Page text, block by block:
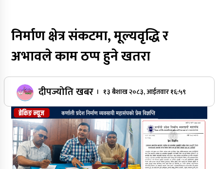
सरकारको ध्यानाकर्षण
बढ्दो साइबर अपराधप्रति प्रदेश सरकारको
नेपालकै सबैभन्दा अग्लो पचाल झरना : राष्ट्रिय
मान्यतासँगै पर्यटनको नयाँ केन्द्र बन्ने अपेक्षा
कर्णाली प्रदेश निर्माण व्यवसायी महासङ्घको अध्यक्षमा
मानव बम निर्विरोध
निर्माण क्षेत्र संकटमा, मूल्यवृद्धि र
अभावले काम ठप्प हुने खतरा
दीपज्योति खबर। १३ बैशाख २०८३, आईतवार १६:५९